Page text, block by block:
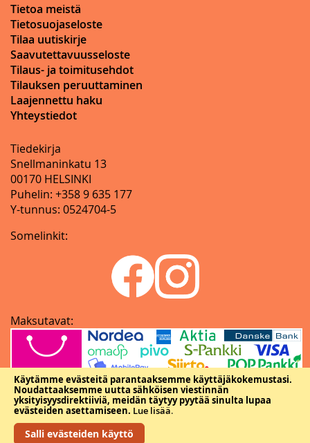
Käytämme evästeitä parantaaksemme käyttäjäkokemustasi.
Noudattaaksemme uutta sähköisen viestinnän
yksityisyysdirektiiviä, meidän täytyy pyytää sinulta lupaa
evästeiden asettamiseen. Lue lisää.
Salli evästeiden käyttö
Tietoa meistä
Tietosuojaseloste
Tilaa uutiskirje
Saavutettavuusseloste
Tilaus- ja toimitusehdot
Tilauksen peruuttaminen
Laajennettu haku
Yhteystiedot
Tiedekirja
Snellmaninkatu 13
00170 HELSINKI
Puhelin: +358 9 635 177
Y-tunnus: 0524704-5
Somelinkit:
Maksutavat:
Copyright © Tieteellisten seurain valtuuskunta